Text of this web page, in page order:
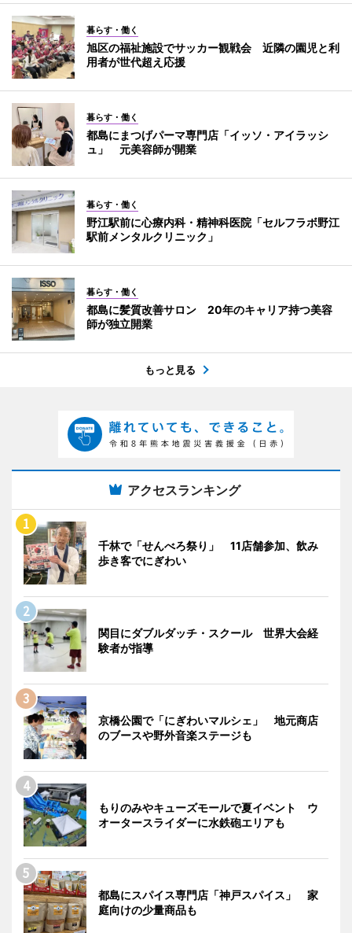
暮らす・働く
旭区の福祉施設でサッカー観戦会 近隣の園児と利
用者が世代超え応援
暮らす・働く
都島にまつげパーマ専門店「イッソ・アイラッシ
ュ」 元美容師が開業
暮らす・働く
野江駅前に心療内科・精神科医院「セルフラボ野江
駅前メンタルクリニック」
暮らす・働く
都島に髪質改善サロン 20年のキャリア持つ美容
師が独立開業
もっと見る
アクセスランキング
千林で「せんべろ祭り」 11店舗参加、飲み
歩き客でにぎわい
関目にダブルダッチ・スクール 世界大会経
験者が指導
京橋公園で「にぎわいマルシェ」 地元商店
のブースや野外音楽ステージも
もりのみやキューズモールで夏イベント ウ
オータースライダーに水鉄砲エリアも
都島にスパイス専門店「神戸スパイス」 家
庭向けの少量商品も